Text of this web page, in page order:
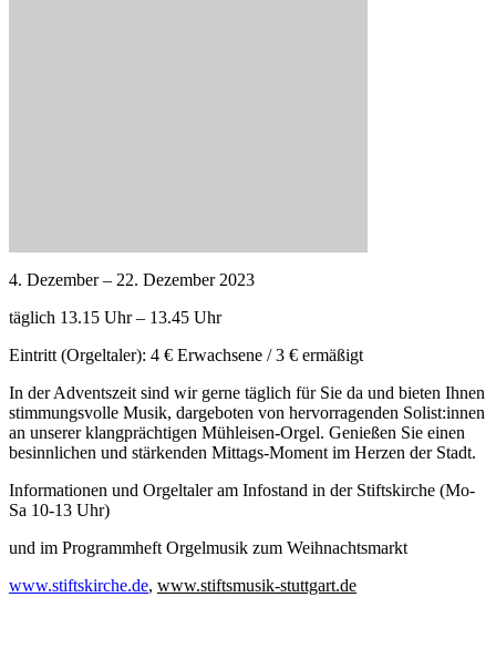
4. Dezember – 22. Dezember 2023
täglich 13.15 Uhr – 13.45 Uhr
Eintritt (Orgeltaler): 4 € Erwachsene / 3 € ermäßigt
In der Adventszeit sind wir gerne täglich für Sie da und bieten Ihnen
stimmungsvolle Musik, dargeboten von hervorragenden Solist:innen
an unserer klangprächtigen Mühleisen-Orgel. Genießen Sie einen
besinnlichen und stärkenden Mittags-Moment im Herzen der Stadt.
Informationen und Orgeltaler am Infostand in der Stiftskirche (Mo-
Sa 10-13 Uhr)
und im Programmheft Orgelmusik zum Weihnachtsmarkt
www.stiftskirche.de, www.stiftsmusik-stuttgart.de